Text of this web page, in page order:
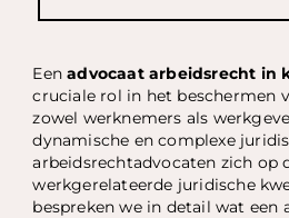
Eenadvocaat arbeidsrecht in
cruciale rol in het beschermen
zowel werknemers als
dynamische en complexe
arbeidsrechtadvocaten zich op
werkgerelateerde juridische
bespreken we in detail wat een